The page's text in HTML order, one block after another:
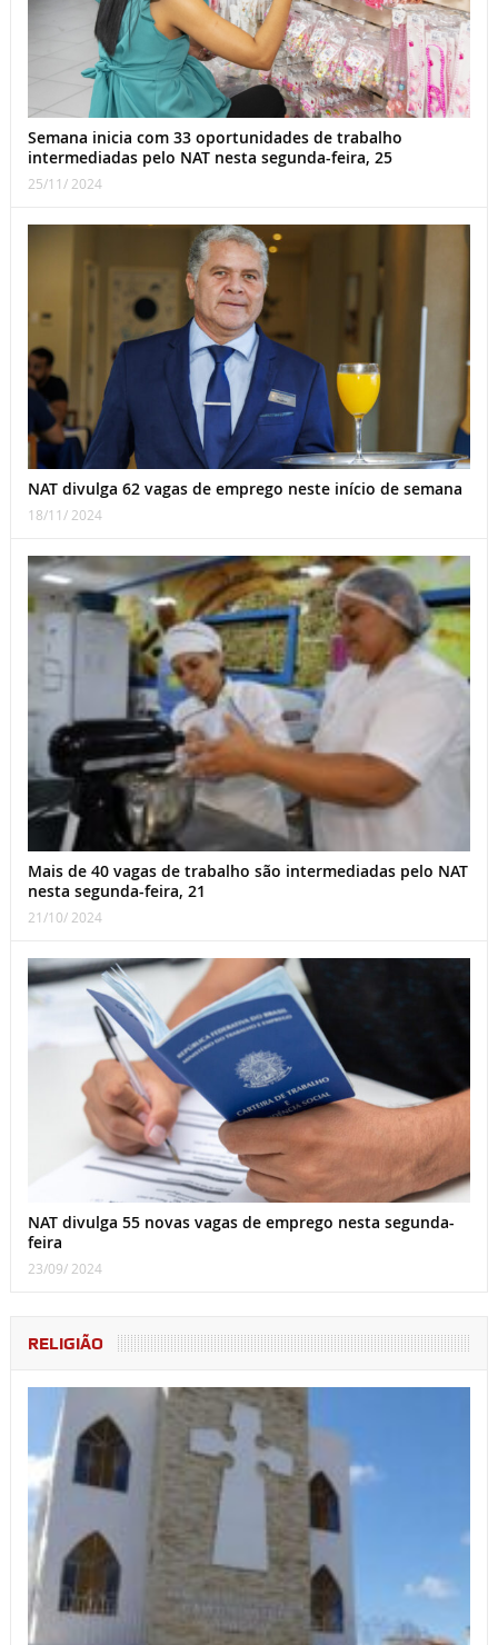
Semana inicia com 33 oportunidades de trabalho
intermediadas pelo NAT nesta segunda-feira, 25
25/11/ 2024
NAT divulga 62 vagas de emprego neste início de semana
18/11/ 2024
Mais de 40 vagas de trabalho são intermediadas pelo NAT
nesta segunda-feira, 21
21/10/ 2024
NAT divulga 55 novas vagas de emprego nesta segunda-
feira
23/09/ 2024
RELIGIÃO